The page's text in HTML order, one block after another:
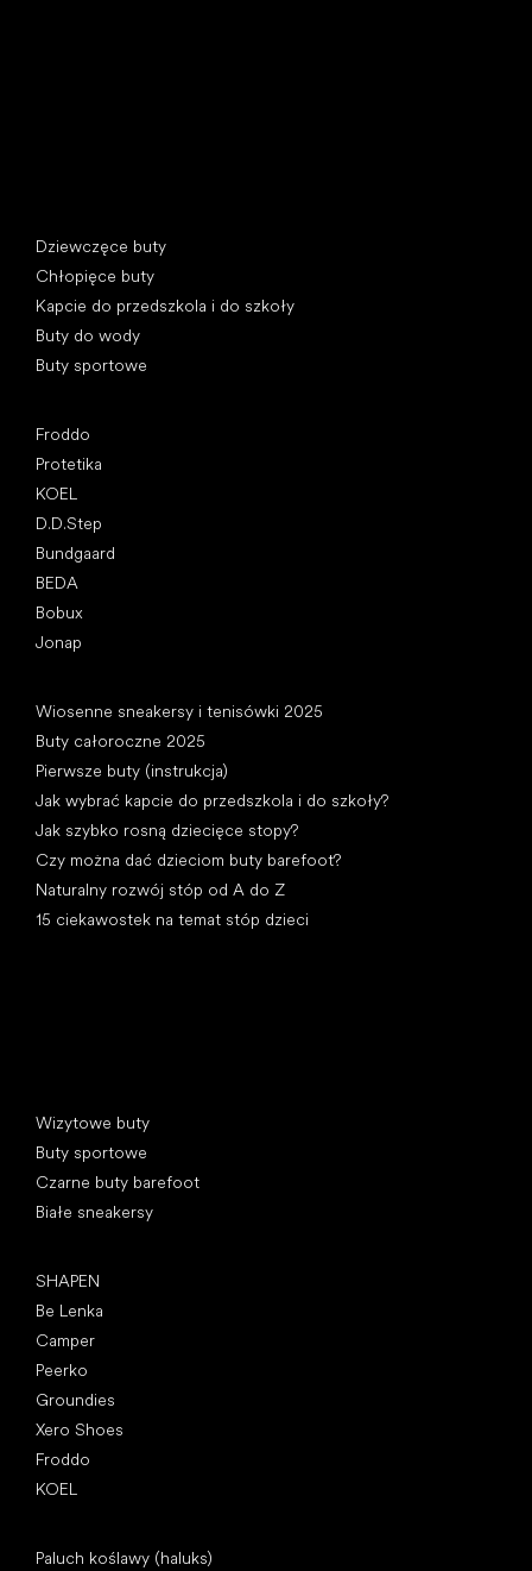
Dziewczęce buty
Chłopięce buty
Kapcie do przedszkola i do szkoły
Buty do wody
Buty sportowe
Froddo
Protetika
KOEL
D.D.Step
Bundgaard
BEDA
Bobux
Jonap
Wiosenne sneakersy i tenisówki 2025
Buty całoroczne 2025
Pierwsze buty (instrukcja)
Jak wybrać kapcie do przedszkola i do szkoły?
Jak szybko rosną dziecięce stopy?
Czy można dać dzieciom buty barefoot?
Naturalny rozwój stóp od A do Z
15 ciekawostek na temat stóp dzieci
Wizytowe buty
Buty sportowe
Czarne buty barefoot
Białe sneakersy
SHAPEN
Be Lenka
Camper
Peerko
Groundies
Xero Shoes
Froddo
KOEL
Paluch koślawy (haluks)